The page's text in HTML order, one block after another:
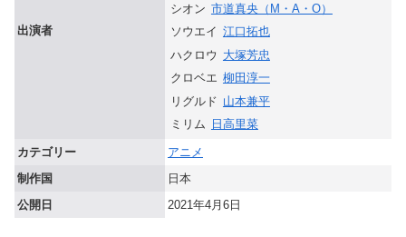
出演者
シオン 市道真央（M・A・O）
ソウエイ 江口拓也
ハクロウ 大塚芳忠
クロベエ 柳田淳一
リグルド 山本兼平
ミリム
日高里菜
カテゴリー
アニメ
制作国
日本
公開日
2021年4月6日